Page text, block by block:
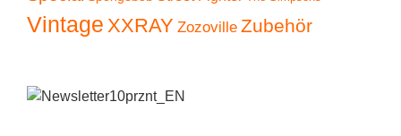
Vintage XXRAY Zozoville Zubehör